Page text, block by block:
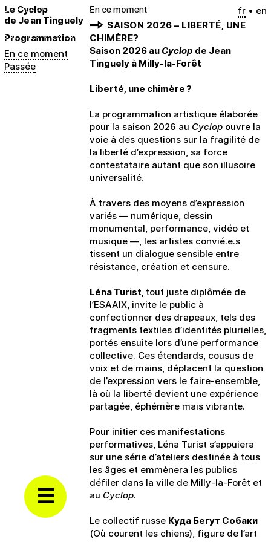
fr en
Le Cyclop
de Jean Tinguely
Programmation
En ce moment
Passée
En ce moment
SAISON 2026 – LIBERTÉ, UNE
CHIMÈRE?
Saison 2026 au Cyclop de Jean
Tinguely à Milly-la-Forêt
Liberté, une chimère ?
La programmation artistique élaborée
pour la saison 2026 au Cyclopouvre la
voie à des questions sur la fragilité de
la liberté d’expression, sa force
contestataire autant que son illusoire
universalité.
À travers des moyens d’expression
variés — numérique, dessin
monumental, performance, vidéo et
musique —, les artistes convié.e.s
tissent un dialogue sensible entre
résistance, création et censure.
Léna Turist, tout juste diplômée de
l’ESAAIX, invite le public à
confectionner des drapeaux, tels des
fragments textiles d’identités plurielles,
portés ensuite lors d’une performance
collective. Ces étendards, cousus de
voix et de mains, déplacent la question
de l’expression vers le faire-ensemble,
là où la liberté devient une expérience
partagée, éphémère mais vibrante.
Pour initier ces manifestations
performatives, Léna Turist s’appuiera
sur une série d’ateliers destinée à tous
les âges et emmènera les publics
défiler dans la ville de Milly-la-Forêt et
au Cyclop.
Le collectif russe Куда Бегут Собаки
(Où courent les chiens), figure de l’art